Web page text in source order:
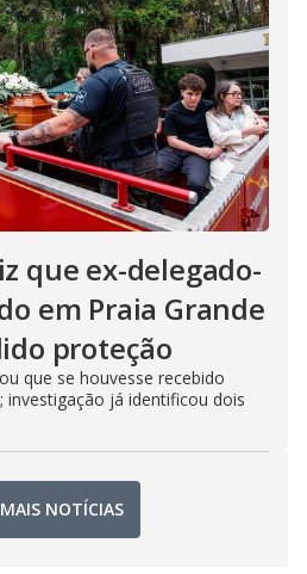
que ex-delegado-
em Praia Grande
proteção
que se houvesse recebido
investigação já identificou dois
NOTÍCIAS